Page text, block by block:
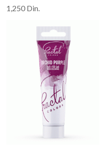
1,250 Din.